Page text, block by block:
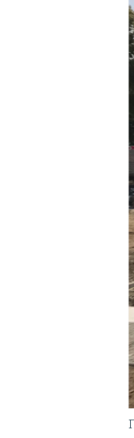
УКРАИНСКАЯ